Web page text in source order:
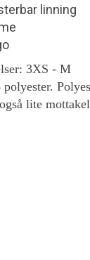
linning
3XS - M
polyester.
lite